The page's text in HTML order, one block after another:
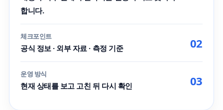
합니다.
체크포인트
공식 정보 · 외부 자료 · 측정 기준 02
운영 방식
현재 상태를 보고 고친 뒤 다시 확인 03